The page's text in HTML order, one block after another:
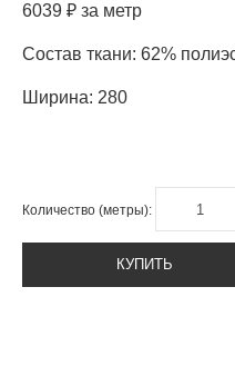
6039 ₽ за метр
Состав ткани: 62%
Ширина: 280
Количество (метры):
КУПИТЬ